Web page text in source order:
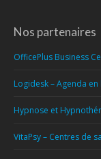
Nos partenaires
OfficePlus Business
Logidesk – Agenda
Hypnose et
VitaPsy – Centres de